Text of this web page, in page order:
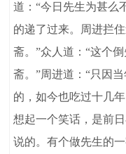
道：“今日先生为甚么
的递了过来。周进拦
斋。”众人道：“这个
斋。”周进道：“只因
的，如今也吃过十几
想起一个笑话，是前
说的。有个做先生的